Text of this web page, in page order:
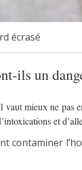
écrasé
ils un
vaut mieux ne pas
et
contaminer